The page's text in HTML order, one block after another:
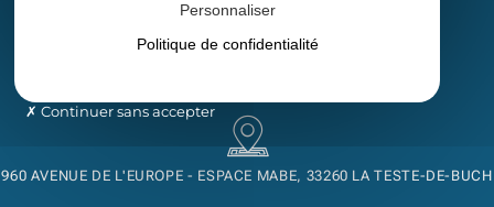
960 AVENUE DE L'EUROPE - ESPACE MABE, 33260 LA TESTE-DE-BUCH
Personnaliser
Politique de confidentialité
Continuer sans accepter